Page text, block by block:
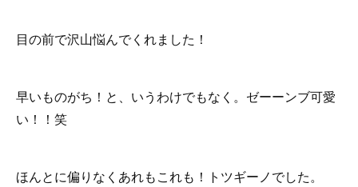
目の前で沢山悩んでくれました！
早いものがち！と、いうわけでもなく。ゼーーンブ可愛
い！！笑
ほんとに偏りなくあれもこれも！トツギーノでした。